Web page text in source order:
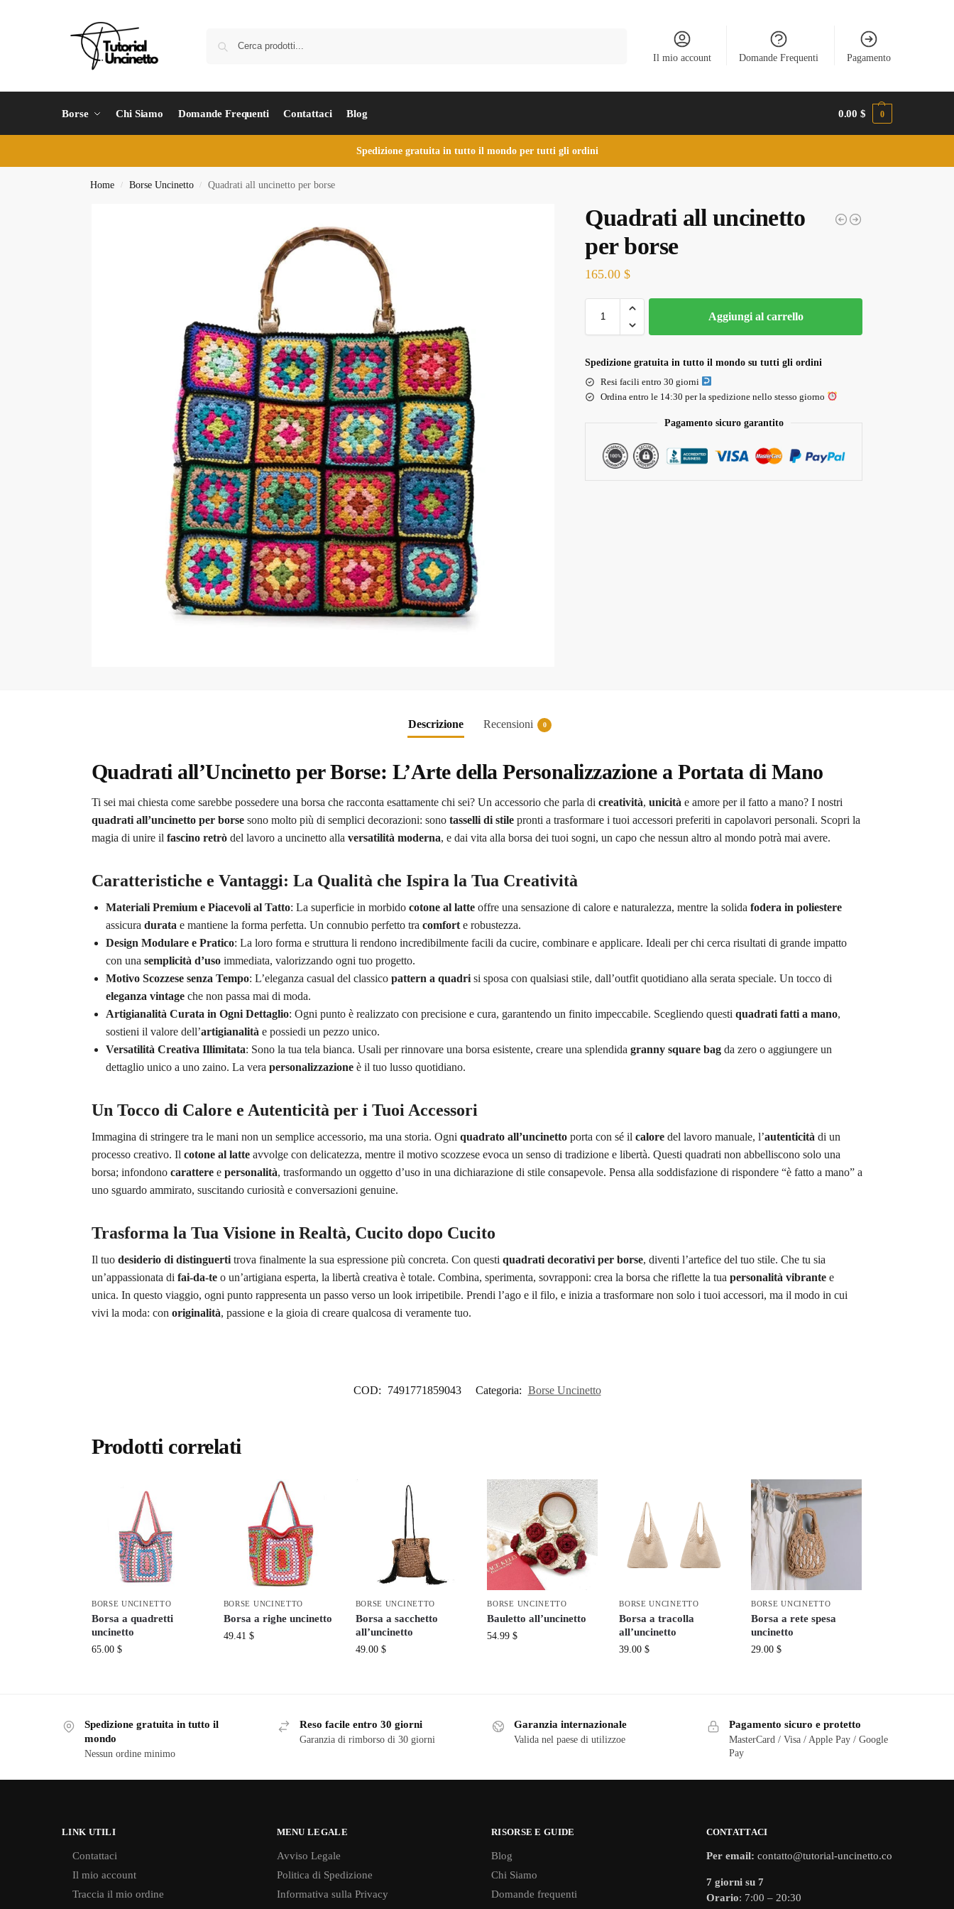
Il mio account Domande Frequenti Pagamento
Borse Chi Siamo Domande Frequenti Contattaci Blog 0.00$ 0
Spedizione gratuita in tutto il mondo per tutti gli ordini
Home / Borse Uncinetto / Quadrati all uncinetto per borse
Quadrati all uncinetto
per borse
165.00$
Aggiungi al carrello
Spedizione gratuita in tutto il mondo su tutti gli ordini
Resi facili entro 30 giorni
Ordina entro le 14:30 per la spedizione nello stesso giorno
Pagamento sicuro garantito
Descrizione Recensioni 0
Quadrati all’Uncinetto per Borse: L’Arte della Personalizzazione a Portata di Mano
Ti sei mai chiesta come sarebbe possedere una borsa che racconta esattamente chi sei? Un accessorio che parla di creatività, unicità e amore per il fatto a mano? I nostri
quadrati all’uncinetto per borsesono molto più di semplici decorazioni: sono tasselli di stilepronti a trasformare i tuoi accessori preferiti in capolavori personali. Scopri la
magia di unire il fascino retròdel lavoro a uncinetto alla versatilità moderna, e dai vita alla borsa dei tuoi sogni, un capo che nessun altro al mondo potrà mai avere.
Caratteristiche e Vantaggi: La Qualità che Ispira la Tua Creatività
Materiali Premium e Piacevoli al Tatto: La superficie in morbido cotone al latteoffre una sensazione di calore e naturalezza, mentre la solida fodera in poliestere
assicura durata e mantiene la forma perfetta. Un connubio perfetto tra comforte robustezza.
Design Modulare e Pratico: La loro forma e struttura li rendono incredibilmente facili da cucire, combinare e applicare. Ideali per chi cerca risultati di grande impatto
con una semplicità d’usoimmediata, valorizzando ogni tuo progetto.
Motivo Scozzese senza Tempo: L’eleganza casual del classico pattern a quadrisi sposa con qualsiasi stile, dall’outfit quotidiano alla serata speciale. Un tocco di
eleganza vintageche non passa mai di moda.
Artigianalità Curata in Ogni Dettaglio: Ogni punto è realizzato con precisione e cura, garantendo un finito impeccabile. Scegliendo questi quadrati fatti a mano,
sostieni il valore dell’artigianalità e possiedi un pezzo unico.
Versatilità Creativa Illimitata: Sono la tua tela bianca. Usali per rinnovare una borsa esistente, creare una splendida granny square bagda zero o aggiungere un
dettaglio unico a uno zaino. La vera personalizzazioneè il tuo lusso quotidiano.
Un Tocco di Calore e Autenticità per i Tuoi Accessori
Immagina di stringere tra le mani non un semplice accessorio, ma una storia. Ogni quadrato all’uncinettoporta con sé il caloredel lavoro manuale, l’autenticità di un
processo creativo. Il cotone al latteavvolge con delicatezza, mentre il motivo scozzese evoca un senso di tradizione e libertà. Questi quadrati non abbelliscono solo una
borsa; infondono caratteree personalità, trasformando un oggetto d’uso in una dichiarazione di stile consapevole. Pensa alla soddisfazione di rispondere “è fatto a mano” a
uno sguardo ammirato, suscitando curiosità e conversazioni genuine.
Trasforma la Tua Visione in Realtà, Cucito dopo Cucito
Il tuo desiderio di distinguertitrova finalmente la sua espressione più concreta. Con questi quadrati decorativi per borse, diventi l’artefice del tuo stile. Che tu sia
un’appassionata di fai-da-teo un’artigiana esperta, la libertà creativa è totale. Combina, sperimenta, sovrapponi: crea la borsa che riflette la tua personalità vibrantee
unica. In questo viaggio, ogni punto rappresenta un passo verso un look irripetibile. Prendi l’ago e il filo, e inizia a trasformare non solo i tuoi accessori, ma il modo in cui
vivi la moda: con originalità, passione e la gioia di creare qualcosa di veramente tuo.
COD: 7491771859043 Categoria: Borse Uncinetto
Prodotti correlati
BORSE UNCINETTO
Borsa a quadretti
uncinetto
65.00 $
BORSE UNCINETTO
Borsa a righe uncinetto
49.41 $
BORSE UNCINETTO
Borsa a sacchetto
all’uncinetto
49.00 $
BORSE UNCINETTO
Bauletto all’uncinetto
54.99$
BORSE UNCINETTO
Borsa a tracolla
all’uncinetto
39.00$
BORSE UNCINETTO
Borsa a rete spesa
uncinetto
29.00 $
Spedizione gratuita in tutto il
mondo
Nessun ordine minimo
Reso facile entro 30 giorni
Garanzia di rimborso di 30 giorni
Garanzia internazionale
Valida nel paese di utilizzoe
Pagamento sicuro e protetto
MasterCard / Visa / Apple Pay / Google
Pay
LINK UTILI
Contattaci
Il mio account
Traccia il mio ordine
MENU LEGALE
Avviso Legale
Politica di Spedizione
Informativa sulla Privacy
RISORSE E GUIDE
Blog
Chi Siamo
Domande frequenti
CONTATTACI
Per email: contatto@tutorial-uncinetto.co
7 giorni su 7
Orario: 7:00 – 20:30